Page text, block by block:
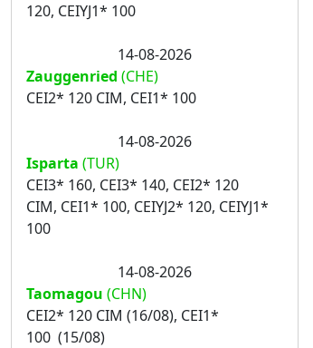
120, CEIYJ1* 100
14-08-2026
Zauggenried (CHE)
CEI2* 120 CIM, CEI1* 100
14-08-2026
Isparta (TUR)
CEI3* 160, CEI3* 140, CEI2* 120
CIM, CEI1* 100, CEIYJ2* 120, CEIYJ1*
100
14-08-2026
Taomagou (CHN)
CEI2* 120 CIM (16/08), CEI1*
100 (15/08)